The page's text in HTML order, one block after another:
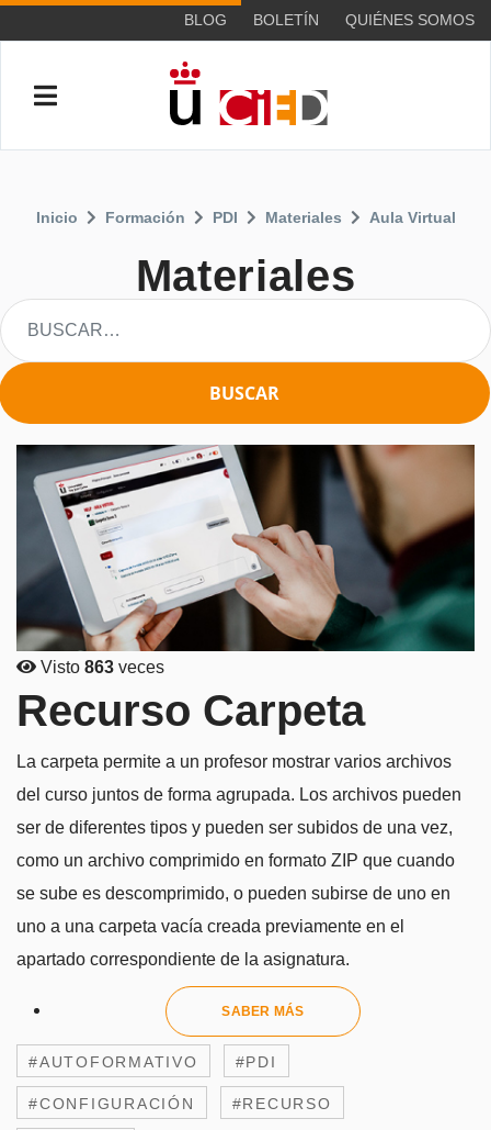
BLOG BOLETÍN QUIÉNES SOMOS
Materiales
Inicio Formación PDI Materiales Aula Virtual
BUSCAR
Visto 863 veces
Recurso Carpeta
La carpeta permite a un profesor mostrar varios archivos
del curso juntos de forma agrupada. Los archivos pueden
ser de diferentes tipos y pueden ser subidos de una vez,
como un archivo comprimido en formato ZIP que cuando
se sube es descomprimido, o pueden subirse de uno en
uno a una carpeta vacía creada previamente en el
apartado correspondiente de la asignatura.
SABER MÁS
#AUTOFORMATIVO #PDI
#CONFIGURACIÓN #RECURSO